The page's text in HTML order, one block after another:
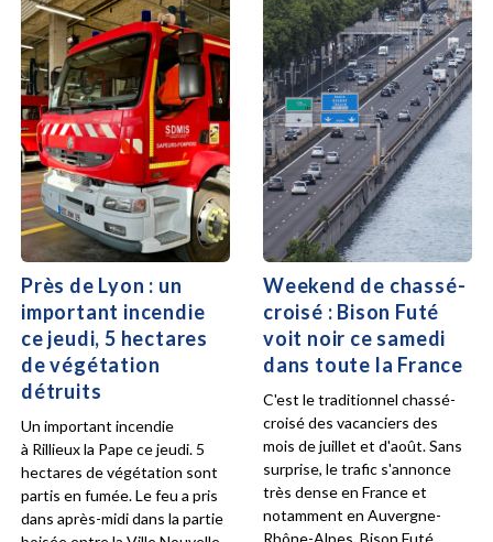
Près de Lyon : un
important incendie
ce jeudi, 5 hectares
de végétation
détruits
Un important incendie
à Rillieux la Pape ce jeudi. 5
hectares de végétation sont
partis en fumée. Le feu a pris
dans après-midi dans la partie
Weekend de chassé-
croisé : Bison Futé
voit noir ce samedi
dans toute la France
C'est le traditionnel chassé-
croisé des vacanciers des
mois de juillet et d'août. Sans
surprise, le trafic s'annonce
très dense en France et
notamment en Auvergne-